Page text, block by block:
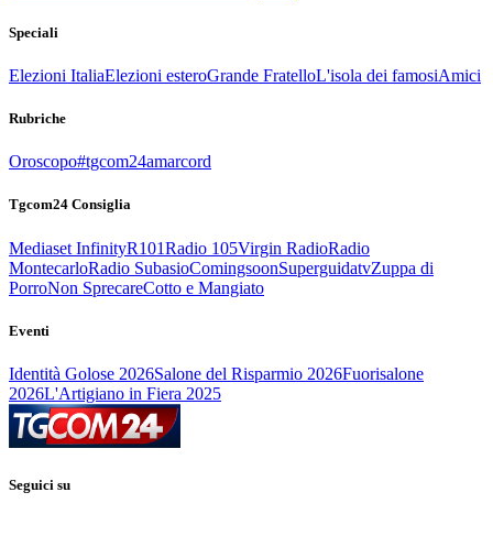
Speciali
Elezioni ItaliaElezioni esteroGrande FratelloL'isola dei famosiAmici
Rubriche
Oroscopo#tgcom24amarcord
Tgcom24 Consiglia
Mediaset InfinityR101Radio 105Virgin RadioRadio
MontecarloRadio SubasioComingsoonSuperguidatvZuppa di
PorroNon SprecareCotto e Mangiato
Eventi
Identità Golose 2026Salone del Risparmio 2026Fuorisalone
2026L'Artigiano in Fiera 2025
Seguici su